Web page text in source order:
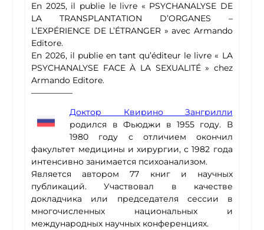
En 2025, il publie le livre « PSYCHANALYSE DE
LA TRANSPLANTATION D’ORGANES –
L’EXPÉRIENCE DE L’ÉTRANGER » avec Armando
Editore.
En 2026, il publie en tant qu’éditeur le livre « LA
PSYCHANALYSE FACE À LA SEXUALITÉ » chez
Armando Editore.
—————
Доктор Квирино Зангрилли
родился в Фьюджи в 1955 году. В
1980 году с отличием окончил
факультет медицины и хирургии, с 1982 года
интенсивно занимается психоанализом.
Является автором 77 книг и научных
публикаций. Участвовал в качестве
докладчика или председателя сессии в
многочисленных национальных и
международных научных конференциях.